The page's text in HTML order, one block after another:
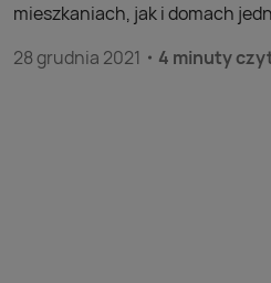
mieszkaniach, jak i domach
28 grudnia 2021
4 minuty